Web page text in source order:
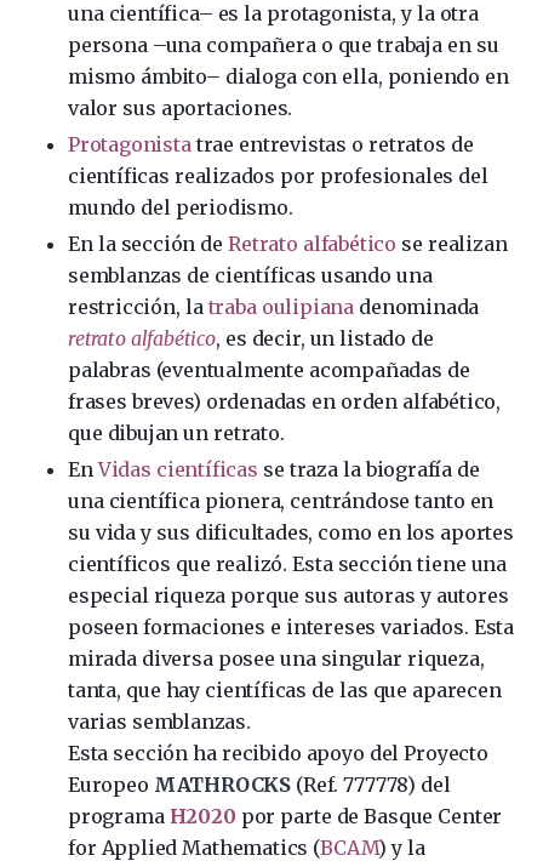
una científica– es la protagonista, y la otra
persona –una compañera o que trabaja en su
mismo ámbito– dialoga con ella, poniendo en
valor sus aportaciones.
Protagonistatrae entrevistas o retratos de
científicas realizados por profesionales del
mundo del periodismo.
En la sección deRetrato alfabético se realizan
semblanzas de científicas usando una
restricción, la traba oulipiana denominada
retrato alfabético, es decir, un listado de
palabras (eventualmente acompañadas de
frases breves) ordenadas en orden alfabético,
que dibujan un retrato.
EnVidas científicas se traza la biografía de
una científica pionera, centrándose tanto en
su vida y sus dificultades, como en los aportes
científicos que realizó. Esta sección tiene una
especial riqueza porque sus autoras y autores
poseen formaciones e intereses variados. Esta
mirada diversa posee una singular riqueza,
tanta, que hay científicas de las que aparecen
varias semblanzas.
Esta sección ha recibido apoyo del Proyecto
Europeo MATHROCKS (Ref. 777778) del
programa H2020 por parte de Basque Center
for Applied Mathematics (BCAM) y la